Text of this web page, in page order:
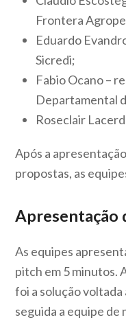
Frontera
Eduardo
Sicredi;
Fabio Ocano –
Departamental
Roseclair
Após a
propostas, as
Apresentação
As equipes
pitch em 5 minutos.
foi a solução
seguida a equipe de